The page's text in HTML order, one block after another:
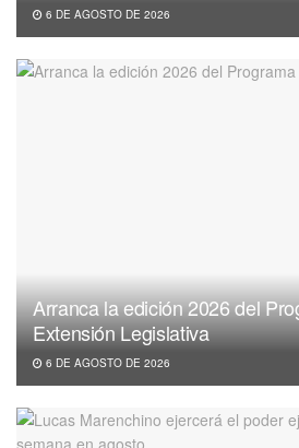
6 DE AGOSTO DE 2026
Arranca la edición 2026 del
Extensión Legislativa
6 DE AGOSTO DE 2026